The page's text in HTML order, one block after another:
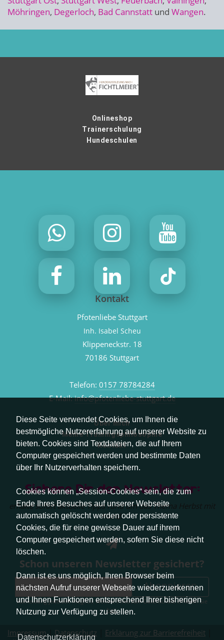
Diese Seite verwendet Cookies, um Ihnen die
bestmögliche Nutzererfahrung auf unserer Website zu
bieten. Cookies sind Textdateien, die auf Ihrem
Computer gespeichert werden und bestimmte Daten
über Ihr Nutzerverhalten speichern.
Cookies können „Session-Cookies“ sein, die zum
Ende Ihres Besuches auf unserer Webseite
automatisch gelöscht werden oder persistente
Cookies, die für eine gewisse Dauer auf ihrem
Computer gespeichert werden, sofern Sie diese nicht
löschen.
Dann ist es uns möglich, Ihren Browser beim
nächsten Aufruf unserer Webseite wiederzuerkennen
und Ihnen Funktionen entsprechend Ihrer bisherigen
Nutzung zur Verfügung zu stellen.
Datenschutzerklärung
Möhringen, Degerloch, Bad Cannstatt und Wangen.
Onlineshop
Trainerschulung
Hundeschulen
Kontakt
Pfotenliebe Stuttgart
Inh. Isabel Scheu
Klippeneckstr. 18
70186 Stuttgart
Telefon: 0157 78784284
E-Mail:info@pfotenliebe-stuttgart.de
Über mich
Meine Trainingsphilosophie
Kontakt
Sichere Dir den Newsletter:
erhalte sofort aktuelle Tipps rund um das Thema Herbst mit
Hund.
Schon unseren Newsletter gesichert?
Abonnieren
Abmeldung jederzeit möglich. Weitere Infos zum Datenschutz erhalten Sie
hier.
Impressum| Datenschutz Erklärung zur Barrierefreiheit